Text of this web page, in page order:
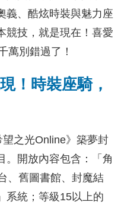
義、酷炫時裝與魅力座
競技，就是現在！喜愛
萬別錯過了！
！時裝座騎，
之光Online》築夢封
。開放內容包含：「角
、舊圖書館、封魔結
系統；等級15以上的